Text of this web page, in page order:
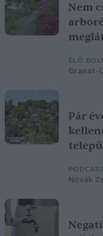
Nem
ÉLŐ
Granát-
Pár
Novák